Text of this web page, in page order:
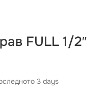
FULL 1/2″
3 days